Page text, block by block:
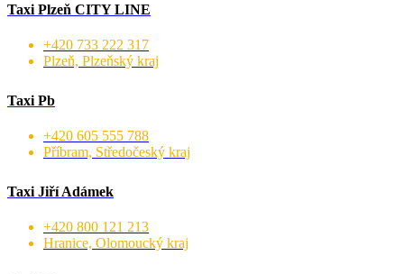
Taxi Plzeň CITY LINE
+420 733 222 317
Plzeň, Plzeňský kraj
Taxi Pb
+420 605 555 788
Příbram, Středočeský kraj
Taxi Jiří Adámek
+420 800 121 213
Hranice, Olomoucký kraj